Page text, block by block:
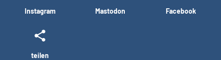
Instagram Mastodon Facebook
teilen